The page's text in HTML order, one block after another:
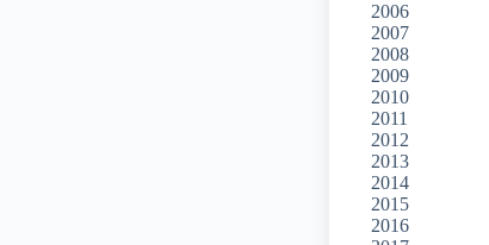
2006
2007
2008
2009
2010
2011
2012
2013
2014
2015
2016